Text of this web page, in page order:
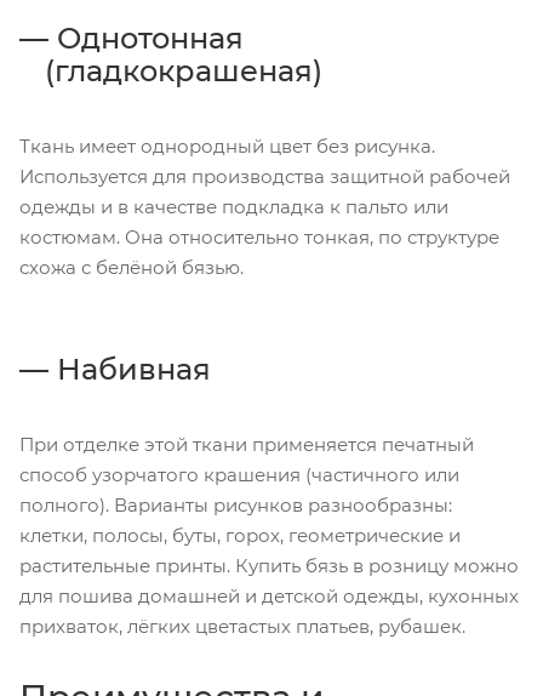
Однотонная
(гладкокрашеная)
Ткань имеет однородный цвет без рисунка.
Используется для производства защитной рабочей
одежды и в качестве подкладка к пальто или
костюмам. Она относительно тонкая, по структуре
схожа с белёной бязью.
Набивная
При отделке этой ткани применяется печатный
способ узорчатого крашения (частичного или
полного). Варианты рисунков разнообразны:
клетки, полосы, буты, горох, геометрические и
растительные принты. Купить бязь в розницу можно
для пошива домашней и детской одежды, кухонных
прихваток, лёгких цветастых платьев, рубашек.